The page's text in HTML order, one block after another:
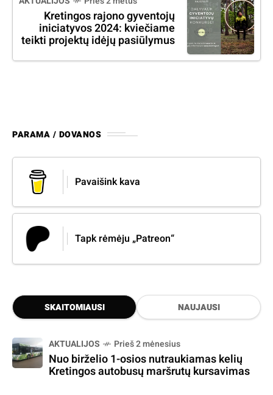
Kretingos rajono gyventojų
iniciatyvos 2024: kviečiame
teikti projektų idėjų pasiūlymus
PARAMA / DOVANOS
Pavaišink kava
Tapk rėmėju „Patreon“
SKAITOMIAUSI NAUJAUSI
AKTUALIJOS Prieš 2 mėnesius
Nuo birželio 1-osios nutraukiamas kelių
Kretingos autobusų maršrutų kursavimas